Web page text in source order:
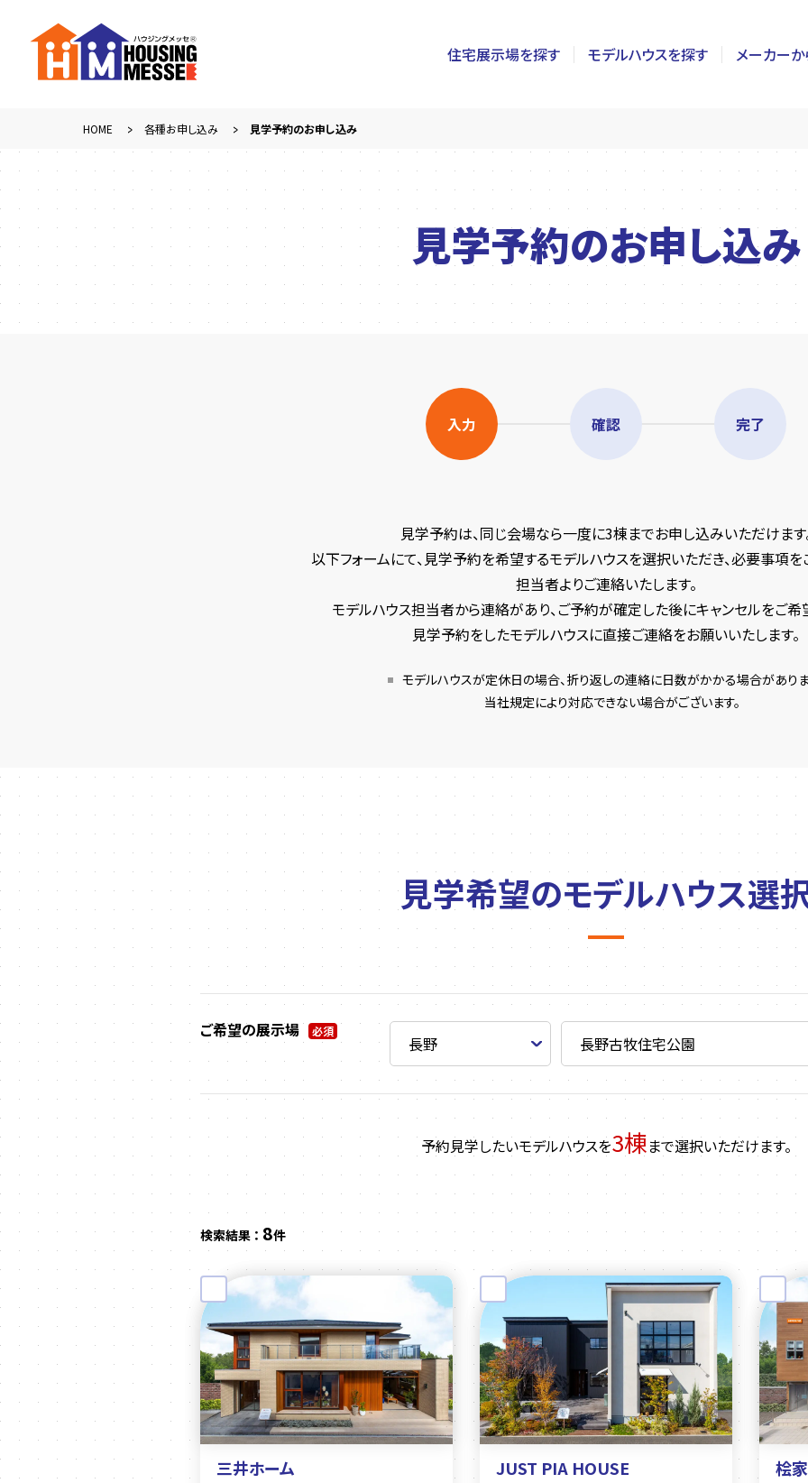
住宅展示場を探す
神奈川
埼玉
栃木
山梨
静岡
富山
モデルハウスを探す メーカー
HOME 各種お申し込み 見学予約のお申し込み
見学予約のお申し込み
入力 確認 完了
見学予約は、同じ会場なら一度に3棟までお申し込みいただけます
以下フォームにて、見学予約を希望するモデルハウスを選択いただき、必要事項を
担当者よりご連絡いたします。
モデルハウス担当者から連絡があり、ご予約が確定した後にキャンセルをご希
見学予約をしたモデルハウスに直接ご連絡をお願いいたします。
モデルハウスが定休日の場合、折り返しの連絡に日数がかかる場合がありま
当社規定により対応できない場合がございます。
見学希望のモデルハウス選
ご希望の展示場 必須
予約見学したいモデルハウスを3棟まで選択いただけます。
検索結果 ： 8件
三井ホーム
JUST PIA HOUSE
桧